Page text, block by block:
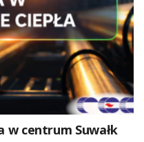
w centrum Suwałk